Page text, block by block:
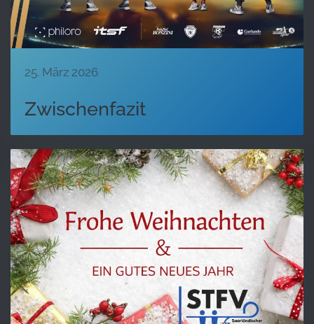
25. März 2026
Zwischenfazit